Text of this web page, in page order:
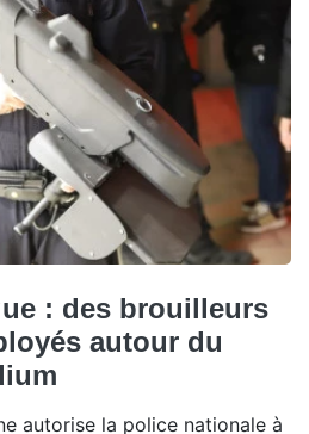
: des brouilleurs
autour du
autorise la police nationale à